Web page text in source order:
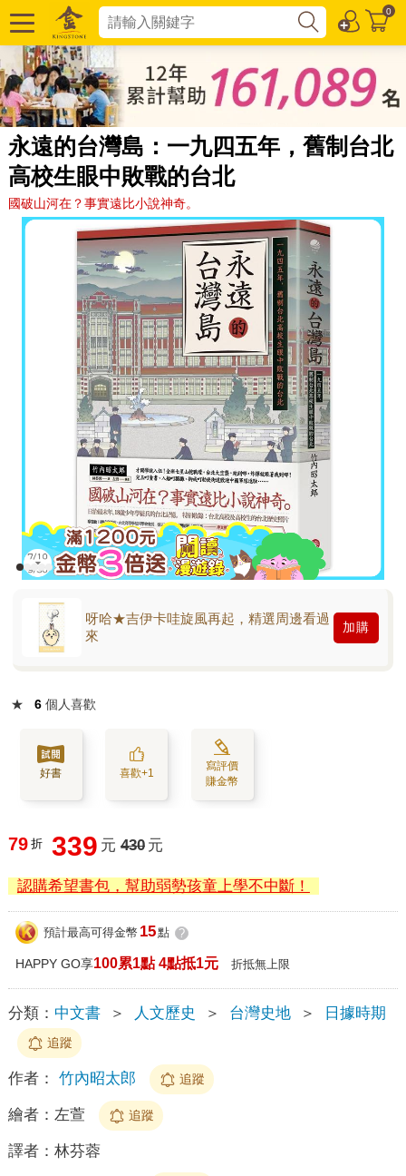
0
永遠的台灣島：一九四五年，舊制台北
高校生眼中敗戰的台北
國破山河在？事實遠比小說神奇。
呀哈★吉伊卡哇旋風再起，精選周邊看過
來
加購
★ 6 個人喜歡
好書 喜歡+1
寫評價
賺金幣
79 折 339 元 430 元
認購希望書包，幫助弱勢孩童上學不中斷！
預計最高可得金幣 15點 ?
HAPPY GO享100累1點 4點抵1元 折抵無上限
分類： 中文書 ＞ 人文歷史 ＞ 台灣史地 ＞ 日據時期
追蹤
作者： 竹內昭太郎 追蹤
繪者： 左萱 追蹤
譯者： 林芬蓉